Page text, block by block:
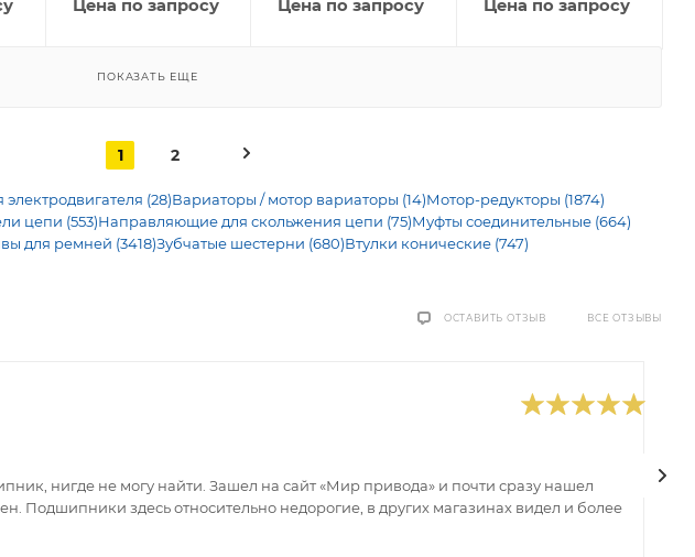
Цена по запросу Цена по запросу Цена по запросу
ПОКАЗАТЬ ЕЩЕ
1 2
(28)Вариаторы / мотор вариаторы (14)Мотор-редукторы (1874)
цепи (553)Направляющие для скольжения цепи (75)Муфты соединительные (664)
для ремней (3418)Зубчатые шестерни (680)Втулки конические (747)
ВСЕ ОТЗЫВЫ
ОСТАВИТЬ ОТЗЫВ
нигде не могу найти. Зашел на сайт «Мир привода» и почти сразу нашел
Подшипники здесь относительно недорогие, в других магазинах видел и более